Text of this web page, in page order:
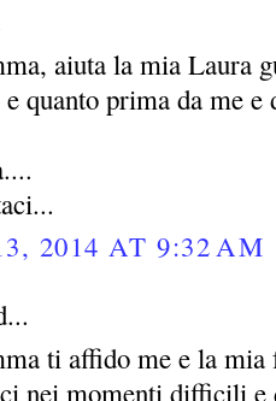
aiuta la mia Laura
quanto prima da me
2014 AT 9:32 AM
ti affido me e la
nei momenti difficili e